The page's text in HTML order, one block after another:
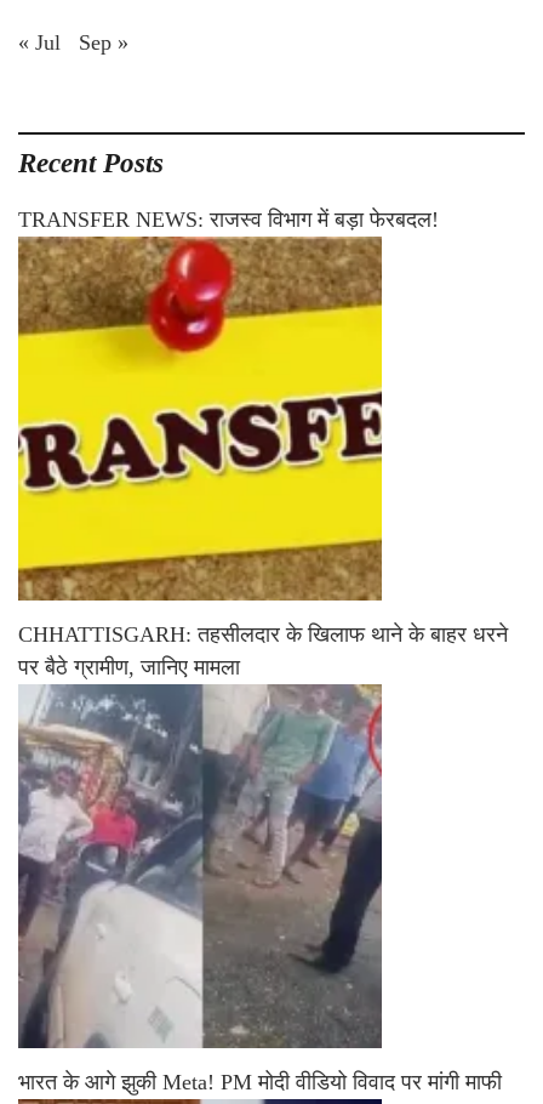
« Jul Sep »
Recent Posts
TRANSFER NEWS: राजस्व विभाग में बड़ा फेरबदल!
CHHATTISGARH: तहसीलदार के खिलाफ थाने के बाहर धरने
पर बैठे ग्रामीण, जानिए मामला
भारत के आगे झुकी Meta! PM मोदी वीडियो विवाद पर मांगी माफी